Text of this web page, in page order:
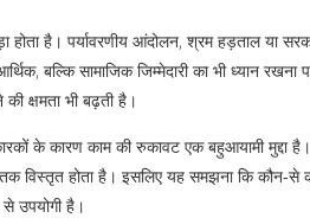
है। पर्यावरणीय आंदोलन, श्रम हड़ताल या
बल्कि सामाजिक जिम्मेदारी का भी ध्यान
क्षमता भी बढ़ती है।
के कारण काम की रुकावट एक बहुआयामी मुद्दा
विस्तृत होता है। इसलिए यह समझना कि
उपयोगी है।